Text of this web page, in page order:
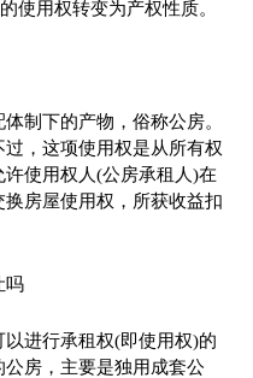
使用权转变为产权性质。
制下的产物，俗称公房。
，这项使用权是从所有权
使用权人(公房承租人)在
房屋使用权，所获收益扣
吗
进行承租权(即使用权)的
房，主要是独用成套公